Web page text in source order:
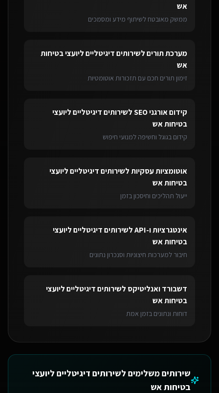
אש
ממשק מאובטח לשיתוף מידע ומסמכים
מערכת תוריםלשירותים דיגיטליים ליועצי בטיחות
אש
זימון תורים חכם עם תזכורות אוטומטיות
קידום אורגני SEO לשירותים דיגיטליים ליועצי
בטיחות אש
קידום בגוגל וחשיפה למנועי חיפוש
אוטומציות עסקיותלשירותים דיגיטליים ליועצי
בטיחות אש
ייעול תהליכים וחיסכון בזמן
אינטגרציות ו-API לשירותים דיגיטליים ליועצי
בטיחות אש
חיבור למערכות חיצוניות וסנכרון נתונים
דשבורד ואנליטיקס לשירותים דיגיטליים ליועצי
בטיחות אש
דוחות ונתונים בזמן אמת
שירותים משלימים לשירותים דיגיטליים ליועצי
בטיחות אש